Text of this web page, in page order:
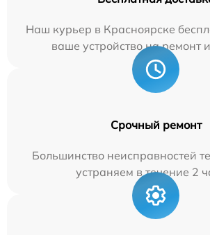
Наш курьер в Красноярске
ваше устройство на ремонт
Срочный ремонт
Большинство неисправностей
устраняем в течение 2